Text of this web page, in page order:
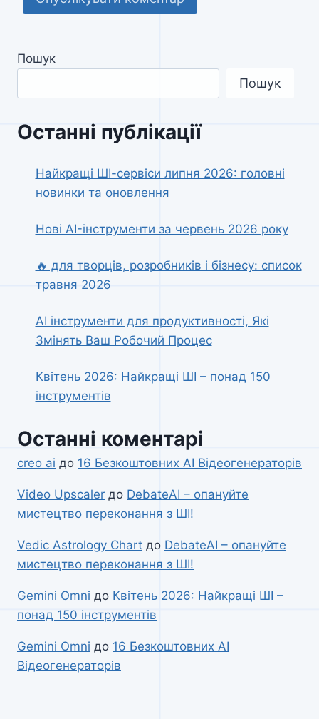
Пошук
Пошук
Останні публікації
Найкращі ШІ-сервіси липня 2026: головні
новинки та оновлення
Нові AI-інструменти за червень 2026 року
🔥 для творців, розробників і бізнесу: список
травня 2026
AI інструменти для продуктивності, Які
Змінять Ваш Робочий Процес
Квітень 2026: Найкращі ШІ – понад 150
інструментів
Останні коментарі
creo ai до 16 Безкоштовних AI Відеогенераторів
Video Upscaler до DebateAI – опануйте
мистецтво переконання з ШІ!
Vedic Astrology Chart до DebateAI – опануйте
мистецтво переконання з ШІ!
Gemini Omni до Квітень 2026: Найкращі ШІ –
понад 150 інструментів
Gemini Omni до 16 Безкоштовних AI
Відеогенераторів